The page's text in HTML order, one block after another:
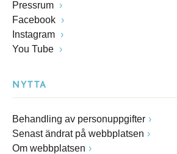
Pressrum
Facebook
Instagram
You Tube
NYTTA
Behandling av personuppgifter
Senast ändrat på webbplatsen
Om webbplatsen